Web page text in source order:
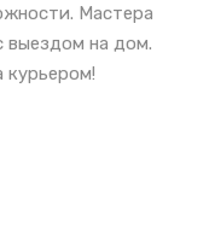
Мастера
выездом на дом.
курьером!